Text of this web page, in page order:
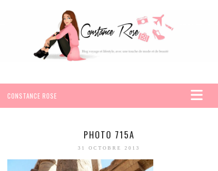
CONSTANCE ROSE
EGYPTE
PHOTO 715A
31 OCTOBRE 2013